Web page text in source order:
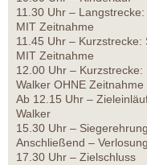
11.30 Uhr –
MIT Zeitnahme
11.45 Uhr –
MIT Zeitnahme
12.00 Uhr –
Walker OHNE Zeitnahme
Ab 12.15 Uhr –
Walker
15.30 Uhr –
Anschließend –
17.30 Uhr – Zielschluss